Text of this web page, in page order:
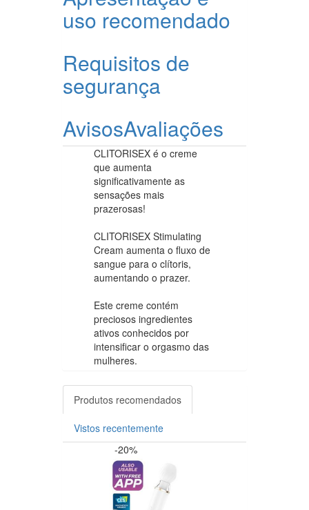
uso recomendado
Requisitos de
segurança
AvisosAvaliações
CLITORISEX é o creme
que aumenta
significativamente as
sensações mais
prazerosas!
CLITORISEX Stimulating
Cream aumenta o fluxo de
sangue para o clítoris,
aumentando o prazer.
Este creme contém
preciosos ingredientes
ativos conhecidos por
intensificar o orgasmo das
mulheres.
Produtos recomendados
Vistos recentemente
-20%